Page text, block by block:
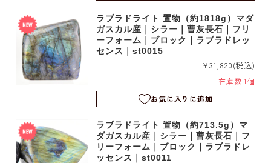
ラブラドライト 置物（約1818g）マダ
ガスカル産｜シラー｜曹灰長石｜フリ
ーフォーム｜ブロック｜ラブラドレッ
センス｜st0015
¥31,820(税込)
在庫数 1個
お気に入りに追加
ラブラドライト 置物（約713.5g）マ
ダガスカル産｜シラー｜曹灰長石｜フ
リーフォーム｜ブロック｜ラブラドレ
ッセンス｜st0011